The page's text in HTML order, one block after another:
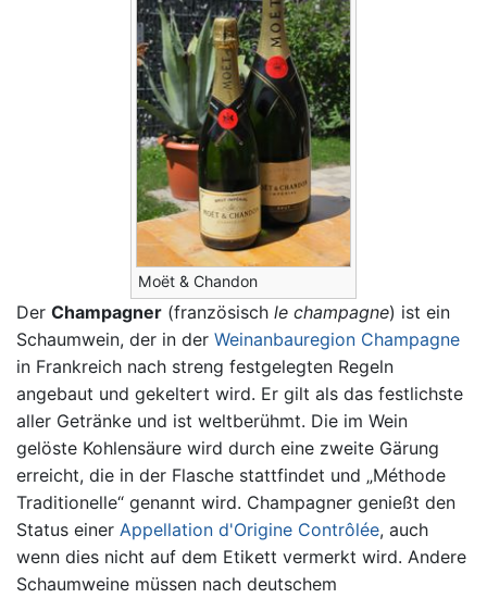
Moët & Chandon
Der Champagner (französisch le champagne) ist ein
Schaumwein, der in der Weinanbauregion Champagne
in Frankreich nach streng festgelegten Regeln
angebaut und gekeltert wird. Er gilt als das festlichste
aller Getränke und ist weltberühmt. Die im Wein
gelöste Kohlensäure wird durch eine zweite Gärung
erreicht, die in der Flasche stattfindet und „Méthode
Traditionelle“ genannt wird. Champagner genießt den
Status einer Appellation d'Origine Contrôlée, auch
wenn dies nicht auf dem Etikett vermerkt wird. Andere
Schaumweine müssen nach deutschem